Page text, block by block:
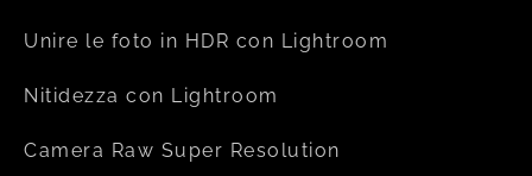
Unire le foto in HDR con Lightroom
Nitidezza con Lightroom
Camera Raw Super Resolution